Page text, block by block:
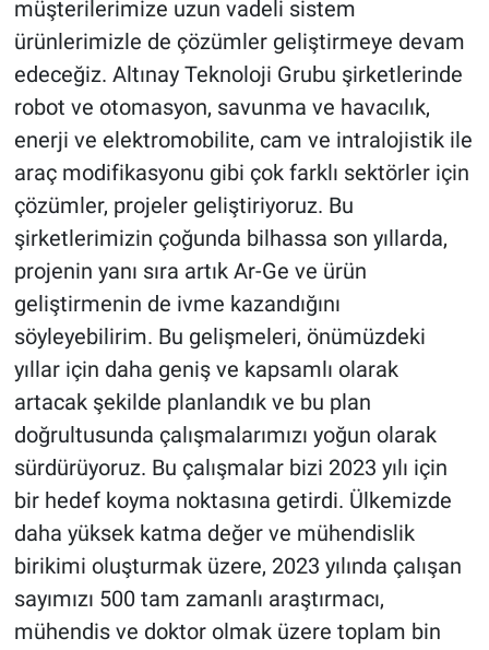
müşterilerimize uzun vadeli sistem
ürünlerimizle de çözümler geliştirmeye devam
edeceğiz. Altınay Teknoloji Grubu şirketlerinde
robot ve otomasyon, savunma ve havacılık,
enerji ve elektromobilite, cam ve intralojistik ile
araç modifikasyonu gibi çok farklı sektörler için
çözümler, projeler geliştiriyoruz. Bu
şirketlerimizin çoğunda bilhassa son yıllarda,
projenin yanı sıra artık Ar-Ge ve ürün
geliştirmenin de ivme kazandığını
söyleyebilirim. Bu gelişmeleri, önümüzdeki
yıllar için daha geniş ve kapsamlı olarak
artacak şekilde planlandık ve bu plan
doğrultusunda çalışmalarımızı yoğun olarak
sürdürüyoruz. Bu çalışmalar bizi 2023 yılı için
bir hedef koyma noktasına getirdi. Ülkemizde
daha yüksek katma değer ve mühendislik
birikimi oluşturmak üzere, 2023 yılında çalışan
sayımızı 500 tam zamanlı araştırmacı,
mühendis ve doktor olmak üzere toplam bin